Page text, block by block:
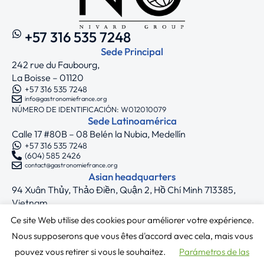
+57 316 535 7248
Sede Principal
242 rue du Faubourg,
La Boisse – 01120
+57 316 535 7248
info@gastronomiefrance.org
NÚMERO DE IDENTIFICACIÓN: W012010079
Sede Latinoamérica
Calle 17 #80B – 08 Belén la Nubia, Medellín
+57 316 535 7248
(604) 585 2426
contact@gastronomiefrance.org
Asian headquarters
94 Xuân Thủy, Thảo Điền, Quận 2, Hồ Chí Minh 713385,
Vietnam
+33 7 75 71 62 44
asia@gastronomiefrance.org
Síguenos
Ce site Web utilise des cookies pour améliorer votre expérience.
Nous supposerons que vous êtes d'accord avec cela, mais vous
pouvez vous retirer si vous le souhaitez.
Parámetros de las